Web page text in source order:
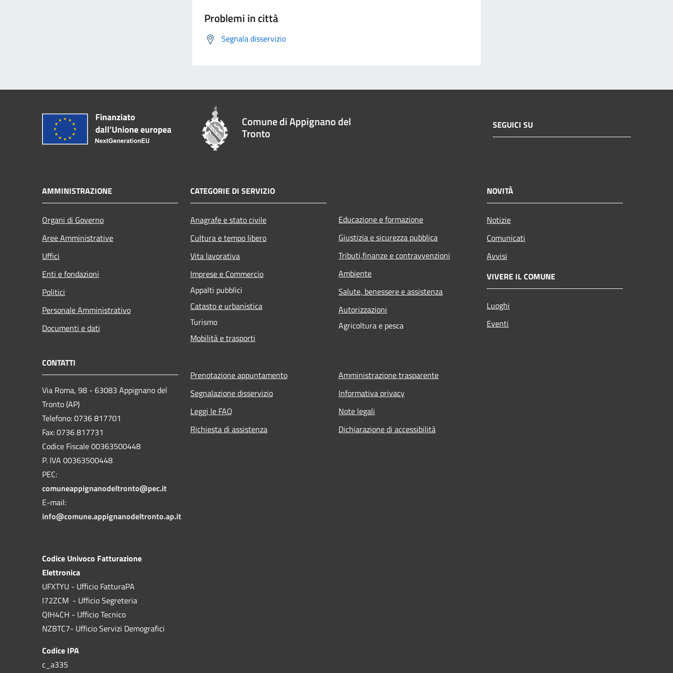
Problemi in città
Segnala disservizio
Comune di Appignano del
Tronto
SEGUICI SU
AMMINISTRAZIONE
Organi di Governo
Aree Amministrative
Uffici
Enti e fondazioni
Politici
Personale Amministrativo
Documenti e dati
CATEGORIE DI SERVIZIO
Anagrafe e stato civile
Cultura e tempo libero
Vita lavorativa
Imprese e Commercio
Appalti pubblici
Catasto e urbanistica
Turismo
Mobilità e trasporti
Educazione e formazione
Giustizia e sicurezza pubblica
Tributi,finanze e contravvenzioni
Ambiente
Salute, benessere e assistenza
Autorizzazioni
Agricoltura e pesca
NOVITÀ
Notizie
Comunicati
Avvisi
VIVERE IL COMUNE
Luoghi
Eventi
CONTATTI
Via Roma, 98 - 63083 Appignano del
Tronto (AP)
Telefono: 0736 817701
Fax: 0736 817731
Codice Fiscale 00363500448
P. IVA 00363500448
PEC:
comuneappignanodeltronto@pec.it
E-mail:
info@comune.appignanodeltronto.ap.it
Codice Univoco Fatturazione
Elettronica
UFXTYU - Ufficio FatturaPA
I72ZCM - Ufficio Segreteria
QIH4CH - Ufficio Tecnico
NZBTC7- Ufficio Servizi Demografici
Codice IPA
c_a335
Prenotazione appuntamento
Segnalazione disservizio
Leggi le FAQ
Richiesta di assistenza
Amministrazione trasparente
Informativa privacy
Note legali
Dichiarazione di accessibilità